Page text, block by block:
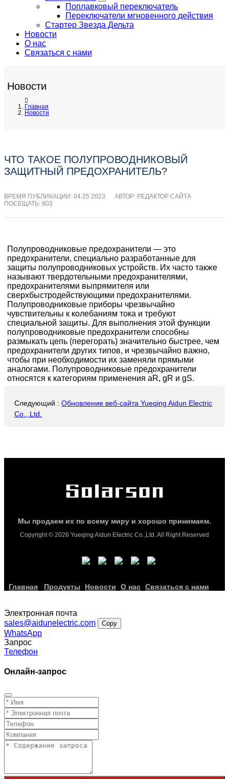
Поплавковый переключатель
Переключатели мгновенного действия
Стартер Звезда Дельта
Новости
О нас
Связаться с нами
Новости
Главная
Новости
ЧТО ТАКОЕ ПОЛУПРОВОДНИКОВЫЙ
ЗАЩИТНЫЙ ПРЕДОХРАНИТЕЛЬ?
ВРЕМЯ ПУБЛИКАЦИИ: 04.25 2023
АВТОР: РЕДАКТОР САЙТА
ПОСЕЩАТЬ: 903
Полупроводниковые предохранители — это
предохранители, специально разработанные для
защиты полупроводниковых устройств. Их часто также
называют твердотельными предохранителями,
предохранителями выпрямителя или
сверхбыстродействующими предохранителями.
Полупроводниковые приборы чрезвычайно
чувствительны к колебаниям тока и требуют
специальной защиты. Для выполнения этой функции
полупроводниковые предохранители способны
размыкать цепь (перегорать) значительно быстрее, чем
предохранители других типов, и чрезвычайно важно,
чтобы при необходимости их заменяли прямыми
аналогами. Полупроводниковые предохранители
относятся к категориям применения aR, gR и gS.
Следующий : Обновление веб-сайта Yueqing Aidun Electric
Co., Ltd.
Мы продаем их по всему миру и хорошо принимаем.
Copyright © 2026 Yueqing Aidun Electric Co.,Ltd. All Right Reserved
Главная Продукты Новости О нас Связаться с нами
Электронная почта
sales@aidunelectric.com
Copy
WhatsApp
Запрос
Телефон
Онлайн-запрос